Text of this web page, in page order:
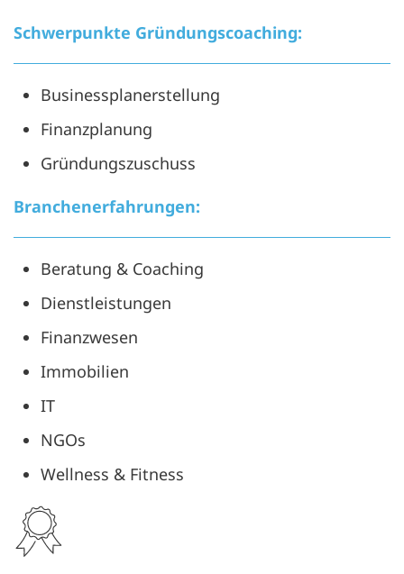
Schwerpunkte Gründungscoaching:
Businessplanerstellung
Finanzplanung
Gründungszuschuss
Branchenerfahrungen:
Beratung & Coaching
Dienstleistungen
Finanzwesen
Immobilien
IT
NGOs
Wellness & Fitness